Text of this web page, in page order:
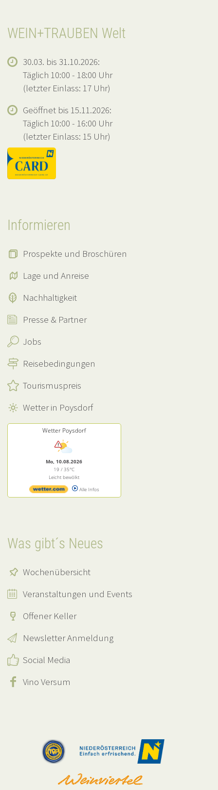
WEIN+TRAUBEN Welt
30.03. bis 31.10.2026:
Täglich 10:00 - 18:00 Uhr
(letzter Einlass: 17 Uhr)
Geöffnet bis 15.11.2026:
Täglich 10:00 - 16:00 Uhr
(letzter Einlass: 15 Uhr)
Informieren
Prospekte und Broschüren
Lage und Anreise
Nachhaltigkeit
Presse & Partner
Jobs
Reisebedingungen
Tourismuspreis
Wetter in Poysdorf
Wetter Poysdorf
Mo, 10.08.2026
19 / 35°C
Leicht bewölkt
Alle Infos
Was gibt´s Neues
Wochenübersicht
Veranstaltungen und Events
Offener Keller
Newsletter Anmeldung
Social Media
Vino Versum